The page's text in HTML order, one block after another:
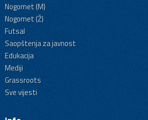
Nogomet (M)
Nogomet (Ž)
Futsal
Saopštenja za javnost
Edukacija
Mediji
Grassroots
Sve vijesti